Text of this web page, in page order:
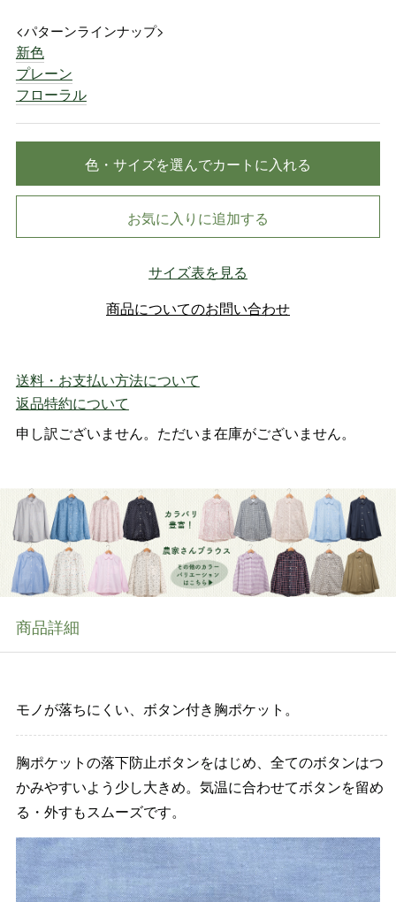
<パターンラインナップ>
新色
プレーン
フローラル
色・サイズを選んでカートに入れる
お気に入りに追加する
サイズ表を見る
商品についてのお問い合わせ
送料・お支払い方法について
返品特約について
申し訳ございません。ただいま在庫がございません。
商品詳細
モノが落ちにくい、ボタン付き胸ポケット。
胸ポケットの落下防止ボタンをはじめ、全てのボタンはつ
かみやすいよう少し大きめ。気温に合わせてボタンを留め
る・外すもスムーズです。